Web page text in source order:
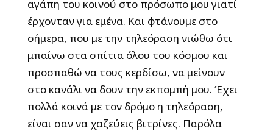
αγάπη του κοινού στο πρόσωπο μου γιατί
έρχονταν για εμένα. Και φτάνουμε στο
σήμερα, που με την τηλεόραση νιώθω ότι
μπαίνω στα σπίτια όλου του κόσμου και
προσπαθώ να τους κερδίσω, να μείνουν
στο κανάλι να δουν την εκπομπή μου. Έχει
πολλά κοινά με τον δρόμο η τηλεόραση,
είναι σαν να χαζεύεις βιτρίνες. Παρόλα